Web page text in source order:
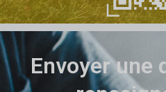
Envoyer une